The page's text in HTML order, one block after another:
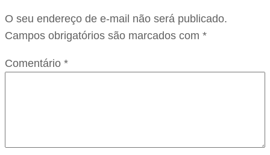
O seu endereço de e-mail não será publicado.
Campos obrigatórios são marcados com *
Comentário *